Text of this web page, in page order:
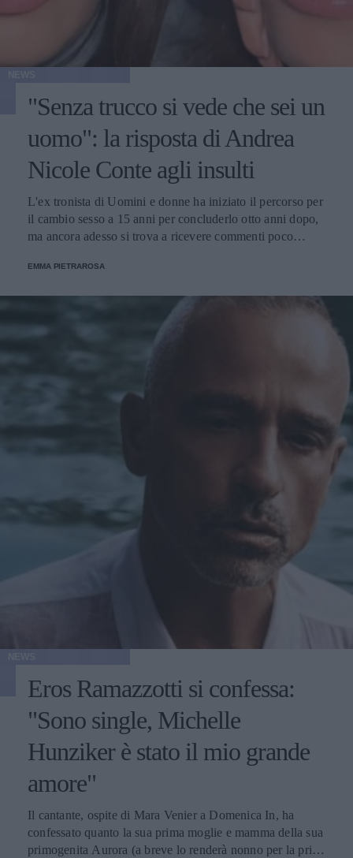
"Senza trucco si vede che sei un
uomo": la risposta di Andrea
Nicole Conte agli insulti
L'ex tronista di Uomini e donne ha iniziato il percorso per
il cambio sesso a 15 anni per concluderlo otto anni dopo,
ma ancora adesso si trova a ricevere commenti poco
EMMA PIETRAROSA
Eros Ramazzotti si confessa:
"Sono single, Michelle
Hunziker è stato il mio grande
amore"
Il cantante, ospite di Mara Venier a Domenica In, ha
confessato quanto la sua prima moglie e mamma della sua
primogenita Aurora (a breve lo renderà nonno per la prima